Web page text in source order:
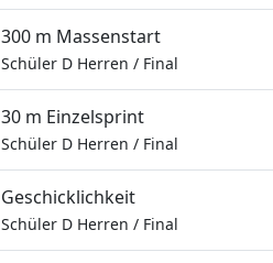
300 m Massenstart
Schüler D Herren / Final
30 m Einzelsprint
Schüler D Herren / Final
Geschicklichkeit
Schüler D Herren / Final